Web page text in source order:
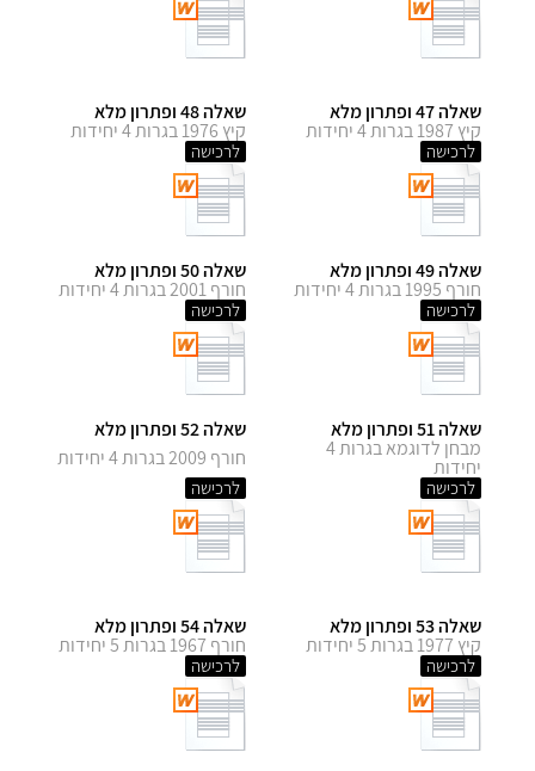
שאלה 47 ופתרון מלא
קיץ 1987 בגרות 4 יחידות
לרכישה
שאלה 48 ופתרון מלא
קיץ 1976 בגרות 4 יחידות
לרכישה
שאלה 49 ופתרון מלא
חורף 1995 בגרות 4 יחידות
לרכישה
שאלה 50 ופתרון מלא
חורף 2001 בגרות 4 יחידות
לרכישה
שאלה 51 ופתרון מלא
מבחן לדוגמא בגרות 4
יחידות
לרכישה
שאלה 52 ופתרון מלא
חורף 2009 בגרות 4 יחידות
לרכישה
שאלה 53 ופתרון מלא
קיץ 1977 בגרות 5 יחידות
לרכישה
שאלה 54 ופתרון מלא
חורף 1967 בגרות 5 יחידות
לרכישה